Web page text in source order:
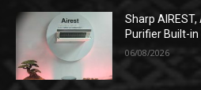
Sharp
Purifier Built-in
06/08/2026